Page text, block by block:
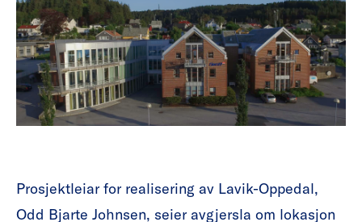
Prosjektleiar for realisering av Lavik-Oppedal,
Odd Bjarte Johnsen, seier avgjersla om lokasjon